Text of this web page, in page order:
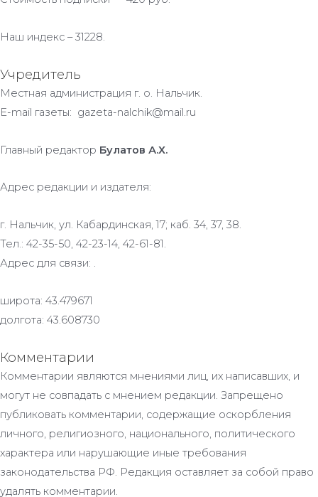
Наш индекс – 31228.
Учредитель
Местная администрация г. о. Нальчик.
E-mail газеты: gazeta-nalchik@mail.ru
Главный редактор Булатов А.Х.
Адрес редакции и издателя:
г. Нальчик, ул. Кабардинская, 17; каб. 34, 37, 38.
Тел.: 42-35-50, 42-23-14, 42-61-81.
Адрес для связи: .
широта: 43.479671
долгота: 43.608730
Комментарии
Комментарии являются мнениями лиц, их написавших, и
могут не совпадать с мнением редакции. Запрещено
публиковать комментарии, содержащие оскорбления
личного, религиозного, национального, политического
характера или нарушающие иные требования
законодательства РФ. Редакция оставляет за собой право
удалять комментарии.